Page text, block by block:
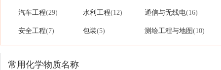
汽车工程(29) 水利工程(12) 通信与无线电(16)
安全工程(7) 包装(5) 测绘工程与地图(10)
常用化学物质名称